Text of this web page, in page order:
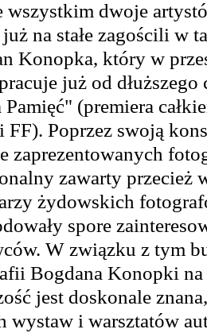
wszystkim dwoje
na stałe zagościli w
Konopka, który w
już od
Pamięć" (premiera
FF). Poprzez swoją
zaprezentowanych
zawarty przecież
żydowskich
spore
W związku z tym
Bogdana Konopki na
jest doskonale
wystaw i warsztatów